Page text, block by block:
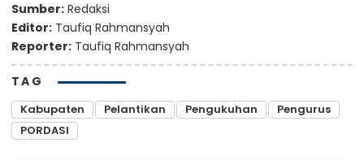
Sumber: Redaksi
Editor: Taufiq Rahmansyah
Reporter: Taufiq Rahmansyah
TAG
Kabupaten Pelantikan Pengukuhan
Pengurus
PORDASI